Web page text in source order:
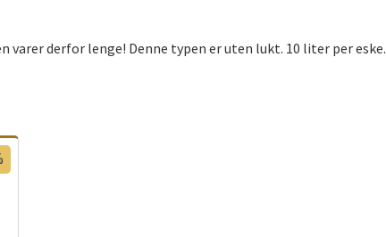
varer derfor lenge! Denne typen er uten lukt. 10 liter per eske.